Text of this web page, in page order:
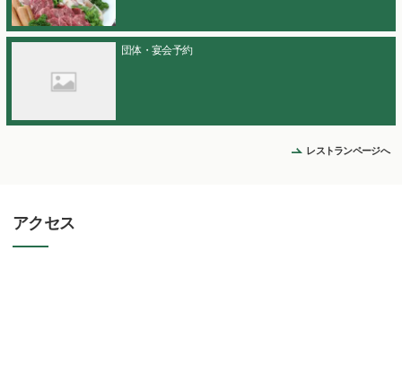
団体・宴会予約
レストランページへ
アクセス